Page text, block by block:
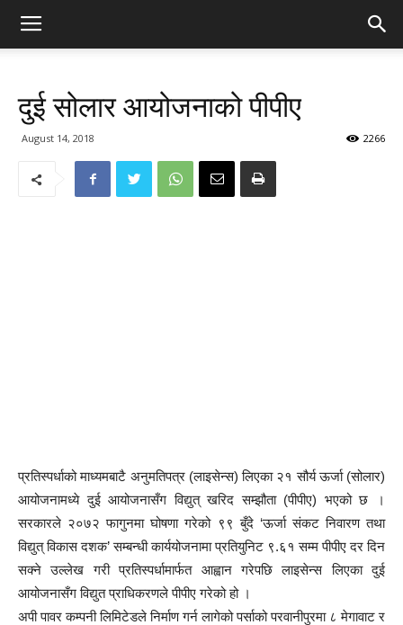
दुई सोलार आयोजनाको पीपीए
August 14, 2018 2266
प्रतिस्पर्धाको माध्यमबाटै अनुमतिपत्र (लाइसेन्स) लिएका २१ सौर्य ऊर्जा (सोलार)
आयोजनामध्ये दुई आयोजनासँग विद्युत् खरिद सम्झौता (पीपीए) भएको छ ।
सरकारले २०७२ फागुनमा घोषणा गरेको ९९ बुँदे ‘ऊर्जा संकट निवारण तथा
विद्युत् विकास दशक’ सम्बन्धी कार्ययोजनामा प्रतियुनिट ९.६१ सम्म पीपीए दर दिन
सक्ने उल्लेख गरी प्रतिस्पर्धामार्फत आह्वान गरेपछि लाइसेन्स लिएका दुई
आयोजनासँग विद्युत प्राधिकरणले पीपीए गरेको हो ।
अपी पावर कम्पनी लिमिटेडले निर्माण गर्न लागेको पर्साको परवानीपुरमा ८ मेगावाट र